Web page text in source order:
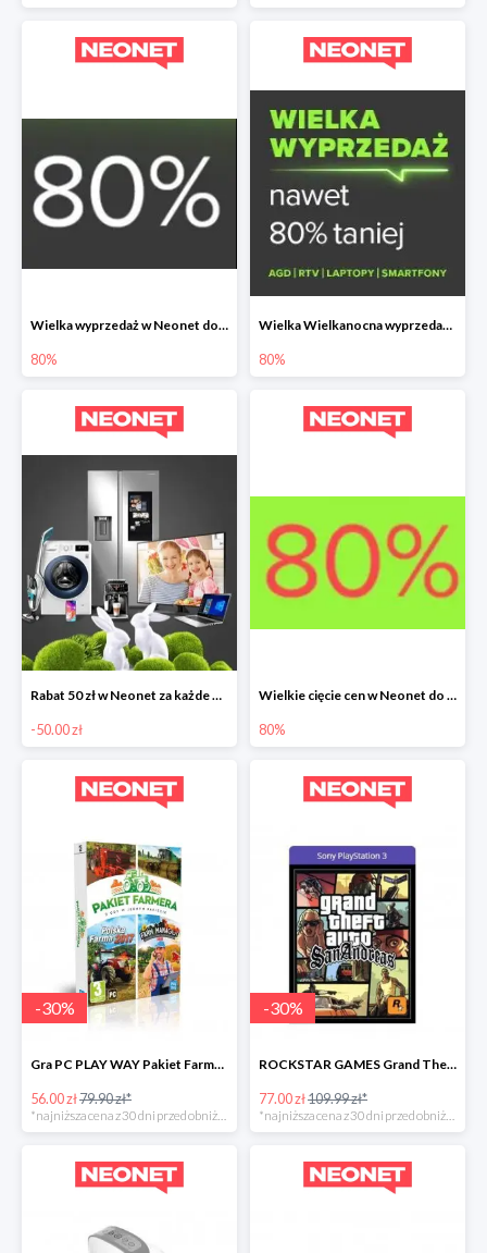
Wielka wyprzedaż w Neonet do -80%
80%
Wielka Wielkanocna wyprzedaż w Neonet do -80%
80%
Rabat 50 zł w Neonet za każde wydane 500 zł
-50.00 zł
Wielkie cięcie cen w Neonet do -80%
80%
-30%
Gra PC PLAY WAY Pakiet Farmera
56.00 zł79.90 zł*
-30%
ROCKSTAR GAMES Grand Theft Auto
77.00 zł109.99 zł*